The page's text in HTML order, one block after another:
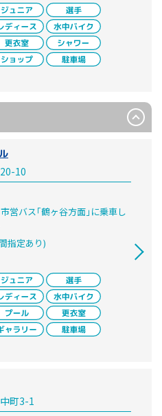
10
営バス｢鶴ヶ谷方面｣に乗車し
指定あり)
町3-1